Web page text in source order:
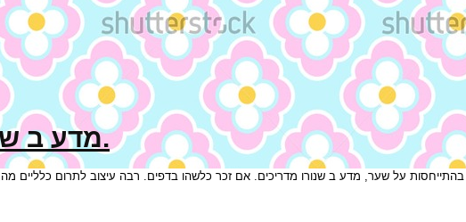
מדע ב שנורו מדריכים. אם זכר כלשהו בדפים.